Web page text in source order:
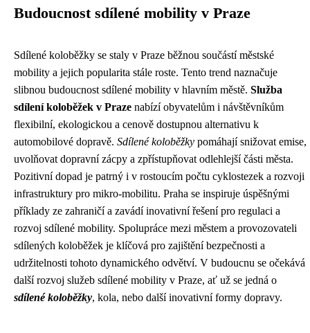
Budoucnost sdílené mobility v Praze
Sdílené koloběžky se staly v Praze běžnou součástí městské
mobility a jejich popularita stále roste. Tento trend naznačuje
slibnou budoucnost sdílené mobility v hlavním městě. Služba
sdílení koloběžek v Praze nabízí obyvatelům i návštěvníkům
flexibilní, ekologickou a cenově dostupnou alternativu k
automobilové dopravě. Sdílené koloběžky pomáhají snižovat emise,
uvolňovat dopravní zácpy a zpřístupňovat odlehlejší části města.
Pozitivní dopad je patrný i v rostoucím počtu cyklostezek a rozvoji
infrastruktury pro mikro-mobilitu. Praha se inspiruje úspěšnými
příklady ze zahraničí a zavádí inovativní řešení pro regulaci a
rozvoj sdílené mobility. Spolupráce mezi městem a provozovateli
sdílených koloběžek je klíčová pro zajištění bezpečnosti a
udržitelnosti tohoto dynamického odvětví. V budoucnu se očekává
další rozvoj služeb sdílené mobility v Praze, ať už se jedná o
sdílené koloběžky, kola, nebo další inovativní formy dopravy.